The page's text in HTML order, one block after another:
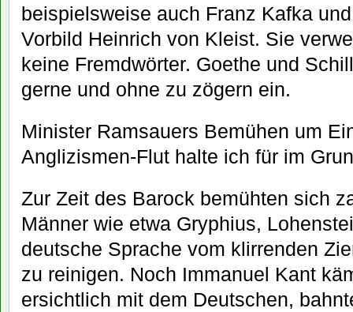
beispielsweise auch Franz Kafka
Vorbild Heinrich von Kleist. Sie
keine Fremdwörter. Goethe und
gerne und ohne zu zögern ein.
Minister Ramsauers Bemühen um
Anglizismen-Flut halte ich für im
Zur Zeit des Barock bemühten sich
Männer wie etwa Gryphius,
deutsche Sprache vom klirrenden
zu reinigen. Noch Immanuel Kant
ersichtlich mit dem Deutschen,